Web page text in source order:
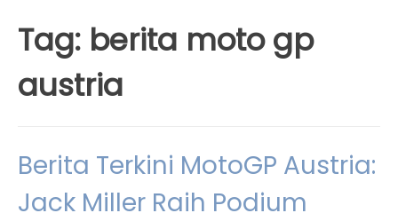
Tag: berita moto gp
austria
Berita Terkini MotoGP Austria:
Jack Miller Raih Podium